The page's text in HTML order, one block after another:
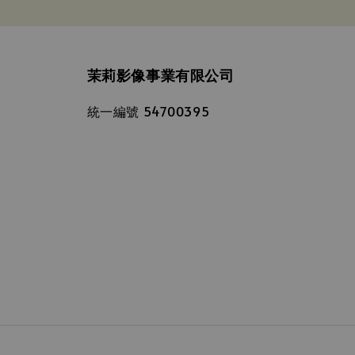
茉莉影像事業有限公司
統一編號 54700395